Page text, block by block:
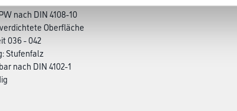
nach DIN 4108-10
Oberfläche
036 - 042
Stufenfalz
nach DIN 4102-1